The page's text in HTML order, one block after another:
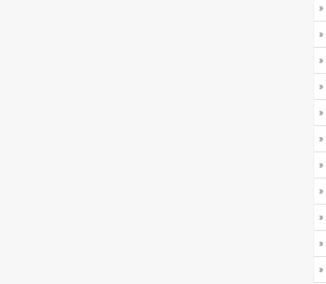
»
»
»
»
»
»
»
»
»
»
»